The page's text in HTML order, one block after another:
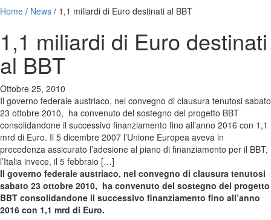
Home / News / 1,1 miliardi di Euro destinati al BBT
1,1 miliardi di Euro destinati
al BBT
Ottobre 25, 2010
Il governo federale austriaco, nel convegno di clausura tenutosi sabato
23 ottobre 2010, ha convenuto del sostegno del progetto BBT
consolidandone il successivo finanziamento fino all’anno 2016 con 1,1
mrd di Euro. Il 5 dicembre 2007 l’Unione Europea aveva in
precedenza assicurato l’adesione al piano di finanziamento per il BBT,
l’Italia invece, il 5 febbraio […]
Il governo federale austriaco, nel convegno di clausura tenutosi
sabato 23 ottobre 2010, ha convenuto del sostegno del progetto
BBT consolidandone il successivo finanziamento fino all’anno
2016 con 1,1 mrd di Euro.